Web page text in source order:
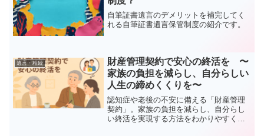
自筆証書遺言のデメリットを補完してく
れる自筆証書遺言保管制度の紹介です。
遺言・相続
財産管理契約で安心の終活を 〜
家族の負担を減らし、自分らしい
人生の締めくくりを〜
認知症や老後の不安に備える「財産管理
契約」。家族の負担を減らし、自分らし
い終活を実現する方法をわかりやすく解